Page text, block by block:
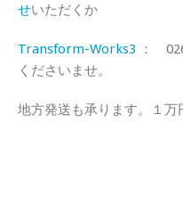
せいただくか
Transform-Works3 ：
くださいませ。
地方発送も承ります。１万